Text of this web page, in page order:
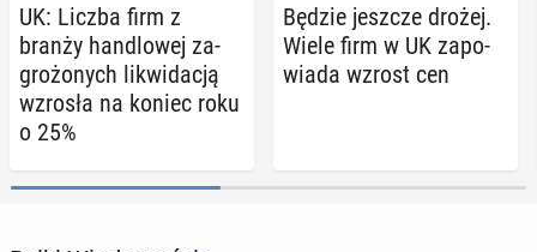
UK: Liczba firm z
branży han­dlo­wej za­
gro­żo­nych li­kwi­da­cją
wzrosła na koniec roku
o 25%
Będzie jeszcze drożej.
Wiele firm w UK za­po­
wia­da wzrost cen